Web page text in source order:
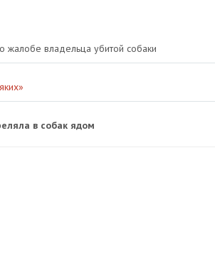
жалобе владельца убитой собаки
в собак ядом